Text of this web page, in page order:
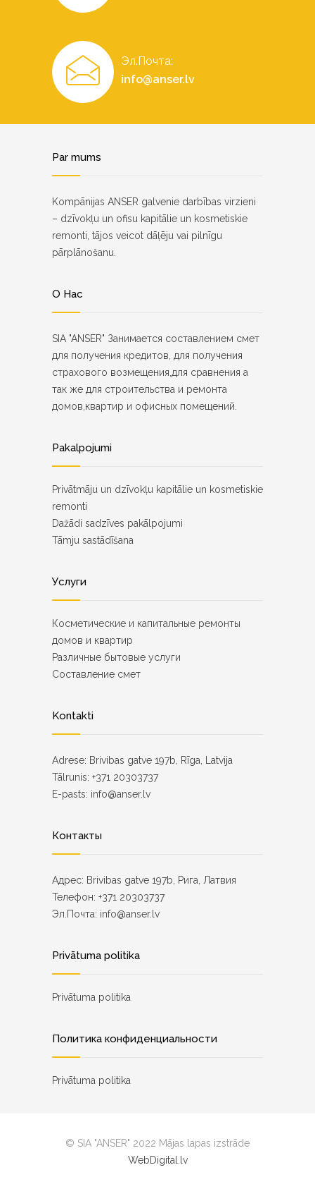
Эл.Почта:
info@anser.lv
Par mums
Kompānijas ANSER galvenie darbības virzieni
– dzīvokļu un ofisu kapitālie un kosmetiskie
remonti, tājos veicot dāļēju vai pilnīgu
pārplānošanu.
О Нас
SIA "ANSER" Занимается составлением смет
для получения кредитов, для получения
страхового возмещения,для сравнения а
так же для строительства и ремонта
домов,квартир и офисных помещений.
Pakalpojumi
Privātmāju un dzīvokļu kapitālie un kosmetiskie
remonti
Dažādi sadzīves pakālpojumi
Tāmju sastādīšana
Услуги
Косметические и капитальные ремонты
домов и квартир
Различные бытовые услуги
Составление смет
Kontakti
Adrese: Brivibas gatve 197b, Rīga, Latvija
Tālrunis: +371 20303737
E-pasts: info@anser.lv
Контакты
Адрес: Brivibas gatve 197b, Рига, Латвия
Телефон: +371 20303737
Эл.Почта: info@anser.lv
Privātuma politika
Privātuma politika
Политика конфиденциальности
Privātuma politika
© SIA "ANSER" 2022 Mājas lapas izstrāde
WebDigital.lv